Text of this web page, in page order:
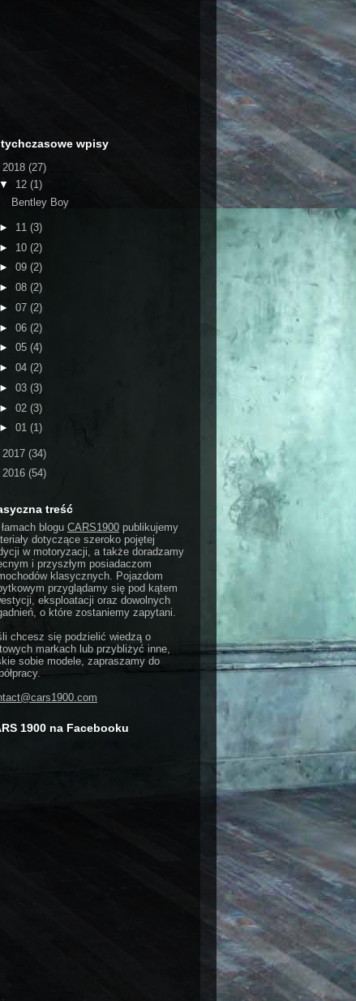
wpisy
2018 (27)
▼ 12 (1)
Bentley Boy
► 11 (3)
► 10 (2)
► 09 (2)
► 08 (2)
► 07 (2)
► 06 (2)
► 05 (4)
► 04 (2)
► 03 (3)
► 02 (3)
► 01 (1)
2017 (34)
2016 (54)
treść
łamach blogu CARS1900 publikujemy
dotyczące szeroko pojętej
w motoryzacji, a także doradzamy
i przyszłym posiadaczom
klasycznych. Pojazdom
przyglądamy się pod kątem
eksploatacji oraz dowolnych
o które zostaniemy zapytani.
chcesz się podzielić wiedzą o
markach lub przybliżyć inne,
sobie modele, zapraszamy do
1900 na Facebooku